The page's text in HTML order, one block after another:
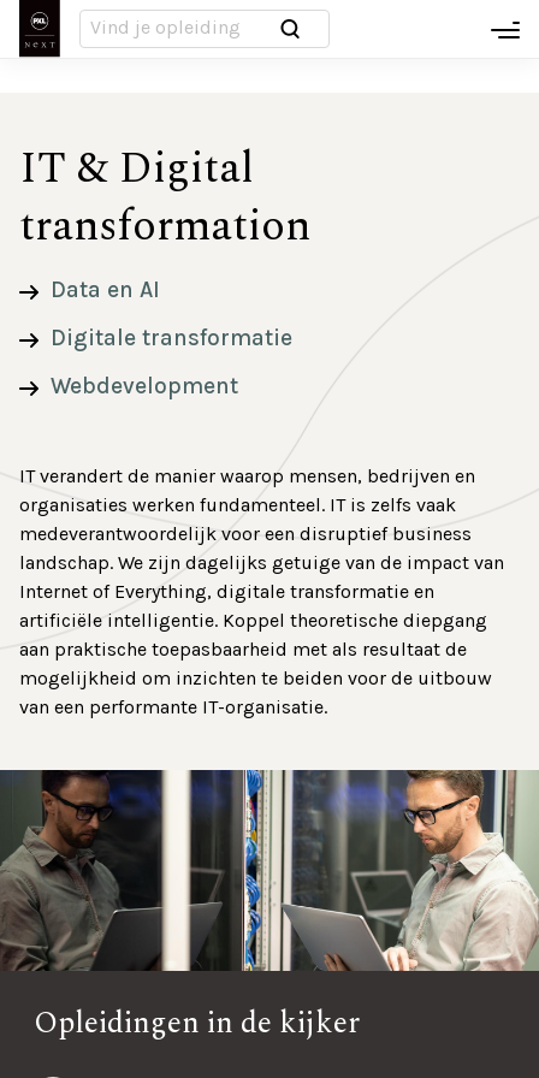
Overslaan
gaanVoet
Over ons
Nieuws
Campussen
PXL-NeXT People
Contact
Infodagen
IT & Digital
transformation
Data en AI
Digitale transformatie
Webdevelopment
IT verandert de manier waarop mensen, bedrijven en
organisaties werken fundamenteel. IT is zelfs vaak
medeverantwoordelijk voor een disruptief business
landschap. We zijn dagelijks getuige van de impact van
Internet of Everything, digitale transformatie en
artificiële intelligentie. Koppel theoretische diepgang
aan praktische toepasbaarheid met als resultaat de
mogelijkheid om inzichten te beiden voor de uitbouw
van een performante IT-organisatie.
Opleidingen in de kijker